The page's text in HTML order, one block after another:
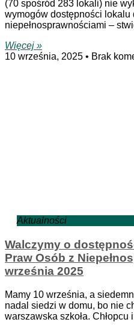
(70 spośród 283 lokali) nie
wymogów dostępności lokalu
niepełnosprawnościami –
Więcej »
10 września, 2025
Brak
Aktualności
Walczymy o
Praw Osób z
września 2025
Mamy 10 września, a
nadal siedzi w domu, bo nie
warszawska szkoła.